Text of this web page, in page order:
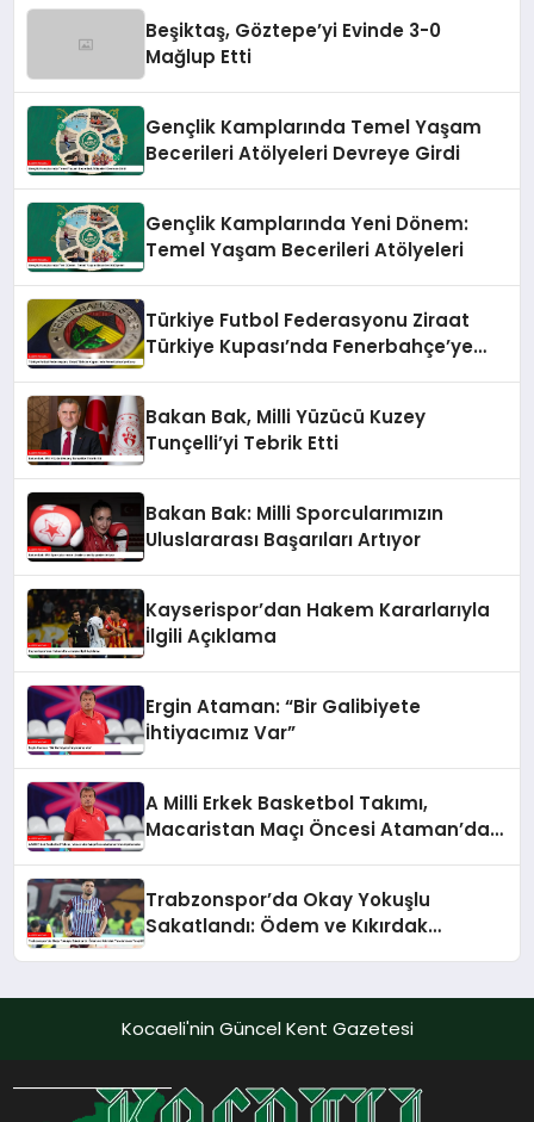
Beşiktaş, Göztepe’yi Evinde 3-0
Mağlup Etti
Gençlik Kamplarında Temel Yaşam
Becerileri Atölyeleri Devreye Girdi
Gençlik Kamplarında Yeni Dönem:
Temel Yaşam Becerileri Atölyeleri
Türkiye Futbol Federasyonu Ziraat
Türkiye Kupası’nda Fenerbahçe’ye
Bakan Bak, Milli Yüzücü Kuzey
Tunçelli’yi Tebrik Etti
Bakan Bak: Milli Sporcularımızın
Uluslararası Başarıları Artıyor
Kayserispor’dan Hakem Kararlarıyla
İlgili Açıklama
Ergin Ataman: “Bir Galibiyete
İhtiyacımız Var”
A Milli Erkek Basketbol Takımı,
Macaristan Maçı Öncesi Ataman’dan
Trabzonspor’da Okay Yokuşlu
Sakatlandı: Ödem ve Kıkırdak
Kocaeli'nin Güncel Kent Gazetesi